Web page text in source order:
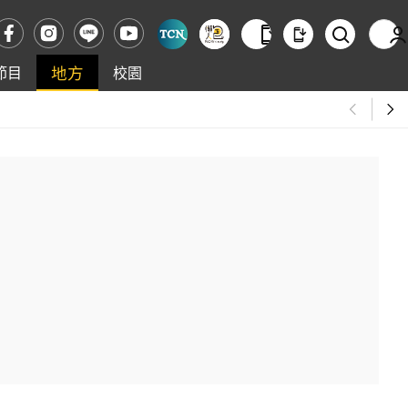
目 地方 校園